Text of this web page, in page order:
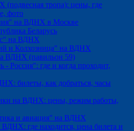
(подвесная тропа): цены, где
фото
на ВДНХ в Москве
Беларусь
на ВДНХ
и Колхозница" на ВДНХ
ВДНХ (павильон 59)
- Россия": где и когда проходит,
билеты, как добраться, часы
на ВДНХ: цены, режим работы,
и авиация" на ВДНХ
где находится, цена билета и